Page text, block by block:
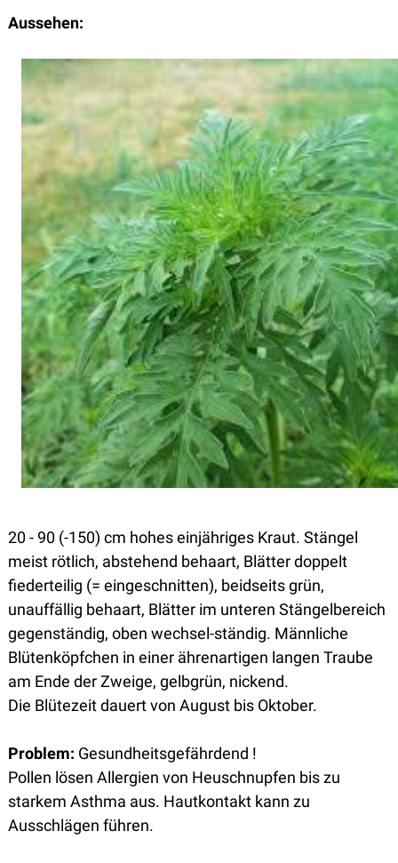
Aussehen:
20 - 90 (-150) cm hohes einjähriges Kraut. Stängel
meist rötlich, abstehend behaart, Blätter doppelt
fiederteilig (= eingeschnitten), beidseits grün,
unauffällig behaart, Blätter im unteren Stängelbereich
gegenständig, oben wechsel-ständig. Männliche
Blütenköpfchen in einer ährenartigen langen Traube
am Ende der Zweige, gelbgrün, nickend.
Die Blütezeit dauert von August bis Oktober.
Problem: Gesundheitsgefährdend !
Pollen lösen Allergien von Heuschnupfen bis zu
starkem Asthma aus. Hautkontakt kann zu
Ausschlägen führen.